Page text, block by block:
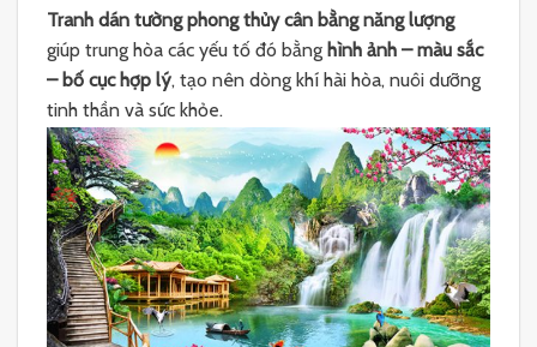
Tranh dán tường phong thủy cân bằng năng lượng
giúp trung hòa các yếu tố đó bằng hình ảnh – màu sắc
– bố cục hợp lý, tạo nên dòng khí hài hòa, nuôi dưỡng
tinh thần và sức khỏe.